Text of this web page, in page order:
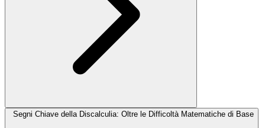
Segni Chiave della Discalculia: Oltre le Difficoltà Matematiche di Base